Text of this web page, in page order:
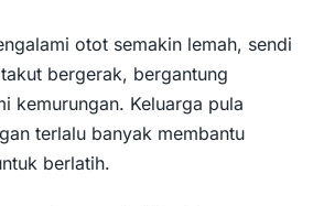
otot semakin lemah, sendi
bergerak, bergantung
kemurungan. Keluarga pula
terlalu banyak membantu
berlatih.